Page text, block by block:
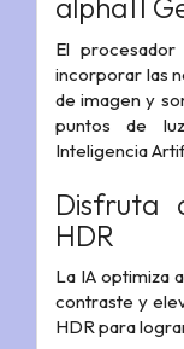
alpha11
El
incorporar las
de imagen y
puntos de
Inteligencia
Disfruta
HDR
La IA optimiza
contraste y
HDR para